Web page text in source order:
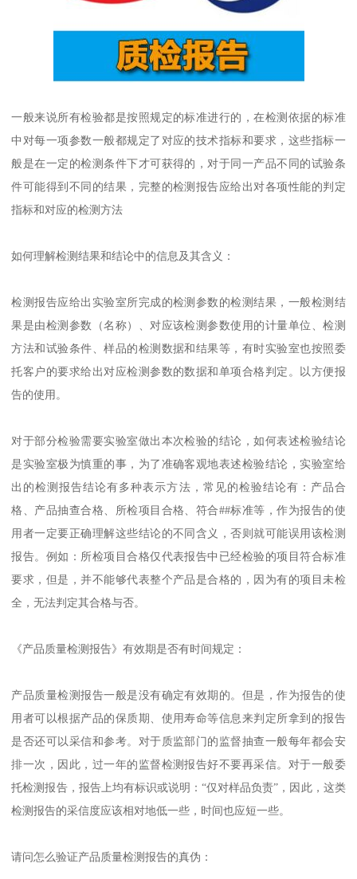
一般来说所有检验都是按照规定的标准进行的，在检测依据的标准
中对每一项参数一般都规定了对应的技术指标和要求，这些指标一
般是在一定的检测条件下才可获得的，对于同一产品不同的试验条
件可能得到不同的结果，完整的检测报告应给出对各项性能的判定
指标和对应的检测方法
如何理解检测结果和结论中的信息及其含义：
检测报告应给出实验室所完成的检测参数的检测结果，一般检测结
果是由检测参数（名称）、对应该检测参数使用的计量单位、检测
方法和试验条件、样品的检测数据和结果等，有时实验室也按照委
托客户的要求给出对应检测参数的数据和单项合格判定。以方便报
告的使用。
对于部分检验需要实验室做出本次检验的结论，如何表述检验结论
是实验室极为慎重的事，为了准确客观地表述检验结论，实验室给
出的检测报告结论有多种表示方法，常见的检验结论有：产品合
格、产品抽查合格、所检项目合格、符合##标准等，作为报告的使
用者一定要正确理解这些结论的不同含义，否则就可能误用该检测
报告。例如：所检项目合格仅代表报告中已经检验的项目符合标准
要求，但是，并不能够代表整个产品是合格的，因为有的项目未检
全，无法判定其合格与否。
《产品质量检测报告》有效期是否有时间规定：
产品质量检测报告一般是没有确定有效期的。但是，作为报告的使
用者可以根据产品的保质期、使用寿命等信息来判定所拿到的报告
是否还可以采信和参考。对于质监部门的监督抽查一般每年都会安
排一次，因此，过一年的监督检测报告好不要再采信。对于一般委
托检测报告，报告上均有标识或说明：“仅对样品负责”，因此，这类
检测报告的采信度应该相对地低一些，时间也应短一些。
请问怎么验证产品质量检测报告的真伪：